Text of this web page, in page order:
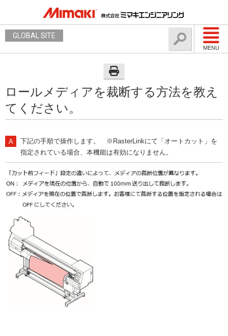
MENU
GLOBAL SITE
ロールメディアを裁断する方法を教え
てください。
下記の手順で操作します。 ※RasterLinkにて「オートカット」を
指定されている場合、本機能は有効になりません。